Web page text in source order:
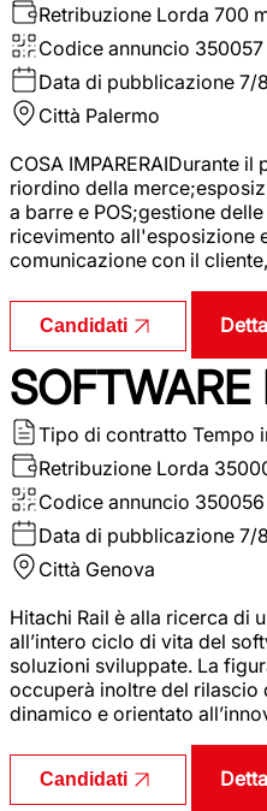
Retribuzione Lorda 700
Codice annuncio 350057
Data di pubblicazione 7/
Città Palermo
COSA IMPARERAIDurante
riordino della
a barre e POS;gestione
ricevimento all'esposizione
comunicazione con il
Candidati
SOFTWARE
Tipo di contratto Tempo
Retribuzione Lorda
Codice annuncio 350056
Data di pubblicazione 7/
Città Genova
Hitachi Rail è alla ricerca di
all’intero ciclo di vita del
soluzioni sviluppate. La
occuperà inoltre del rilascio
dinamico e orientato
Candidati